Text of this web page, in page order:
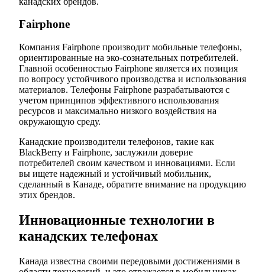
Fairphone
Компания Fairphone производит мобильные телефоны,
ориентированные на эко-сознательных потребителей.
Главной особенностью Fairphone является их позиция
по вопросу устойчивого производства и использования
материалов. Телефоны Fairphone разрабатываются с
учетом принципов эффективного использования
ресурсов и максимально низкого воздействия на
окружающую среду.
Канадские производители телефонов, такие как
BlackBerry и Fairphone, заслужили доверие
потребителей своим качеством и инновациями. Если
вы ищете надежный и устойчивый мобильник,
сделанный в Канаде, обратите внимание на продукцию
этих брендов.
Инновационные технологии в
канадских телефонах
Канада известна своими передовыми достижениями в